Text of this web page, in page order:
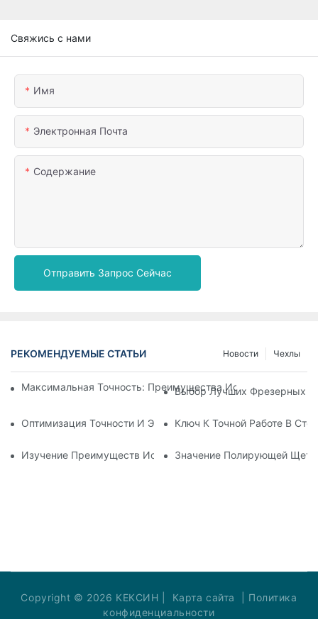
Свяжись с нами
Имя
Электронная Почта
Содержание
Отправить Запрос Сейчас
РЕКОМЕНДУЕМЫЕ СТАТЬИ Чехлы
Новости
Максимальная Точность: Преимущества Использования
Выбор Лучших Фрезерных
Оптимизация Точности И Эффективности С Помощью
Ключ К Точной Работе В
Изучение Преимуществ ИспользованияЗначение Полирующей
Copyright © 2026 КЕКСИН | Карта сайта
Политика
конфиденциальности